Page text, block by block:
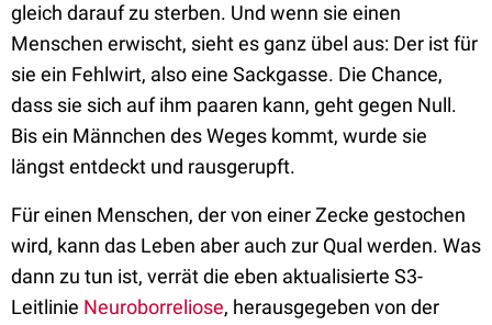
gleich darauf zu sterben. Und wenn sie einen
Menschen erwischt, sieht es ganz übel aus: Der ist für
sie ein Fehlwirt, also eine Sackgasse. Die Chance,
dass sie sich auf ihm paaren kann, geht gegen Null.
Bis ein Männchen des Weges kommt, wurde sie
längst entdeckt und rausgerupft.
Für einen Menschen, der von einer Zecke gestochen
wird, kann das Leben aber auch zur Qual werden. Was
dann zu tun ist, verrät die eben aktualisierte S3-
Leitlinie Neuroborreliose, herausgegeben von der